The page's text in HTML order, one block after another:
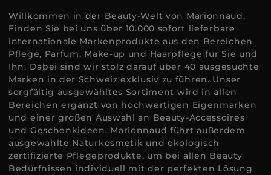
Willkommen in der Beauty-Welt von Marionnaud.
Finden Sie bei uns über 10.000 sofort lieferbare
internationale Markenprodukte aus den Bereichen
Pflege, Parfum, Make-up und Haarpflege für Sie und
Ihn. Dabei sind wir stolz darauf über 40 ausgesuchte
Marken in der Schweiz exklusiv zu führen. Unser
sorgfältig ausgewähltes Sortiment wird in allen
Bereichen ergänzt von hochwertigen Eigenmarken
und einer großen Auswahl an Beauty-Accessoires
und Geschenkideen. Marionnaud führt außerdem
ausgewählte Naturkosmetik und ökologisch
zertifizierte Pflegeprodukte, um bei allen Beauty
Bedürfnissen individuell mit der perfekten Lösung